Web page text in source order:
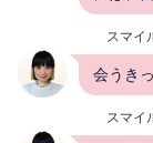
スマイ
会うき
スマイ